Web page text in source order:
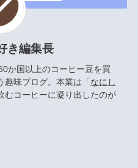
き編集長
か国以上のコーヒー豆を買
趣味ブログ。本業は「 なにし
むコーヒーに凝り出したのが